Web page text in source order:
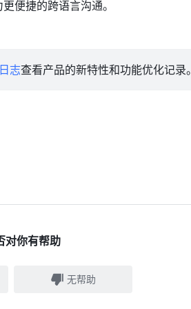
便捷的跨语言沟通。
志查看产品的新特性和功能优化记录。
对你有帮助
无帮助